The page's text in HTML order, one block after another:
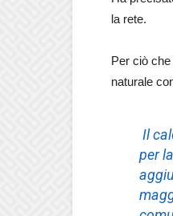
la rete.
Per ciò
naturale
Il
per